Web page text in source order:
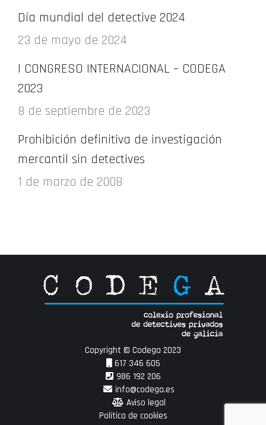
Día mundial del detective 2024
23 de mayo de 2024
I CONGRESO INTERNACIONAL – CODEGA
2023
8 de septiembre de 2023
Prohibición definitiva de investigación
mercantil sin detectives
1 de marzo de 2008
Copyright © Codega 2023
617 346 605
986 192 206
info@codega.es
Aviso legal
Política de cookies